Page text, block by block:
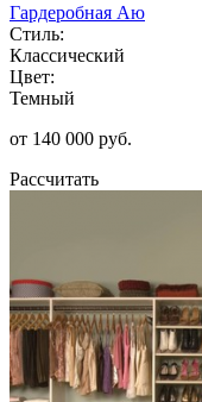
Гардеробная Аю
Стиль:
Классический
Цвет:
Темный
от 140 000 руб.
Рассчитать